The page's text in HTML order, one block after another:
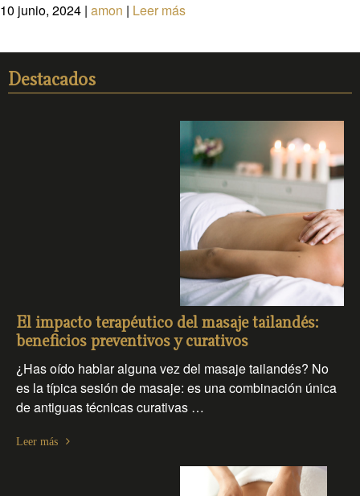
10 junio, 2024 | amon | Leer más
Destacados
El impacto terapéutico del masaje tailandés:
beneficios preventivos y curativos
¿Has oído hablar alguna vez del masaje tailandés? No
es la típica sesión de masaje: es una combinación única
de antiguas técnicas curativas …
Leer más